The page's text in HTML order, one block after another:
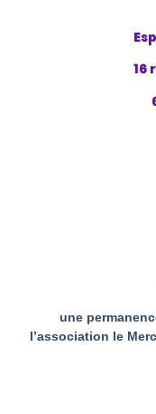
une
l’association le
16